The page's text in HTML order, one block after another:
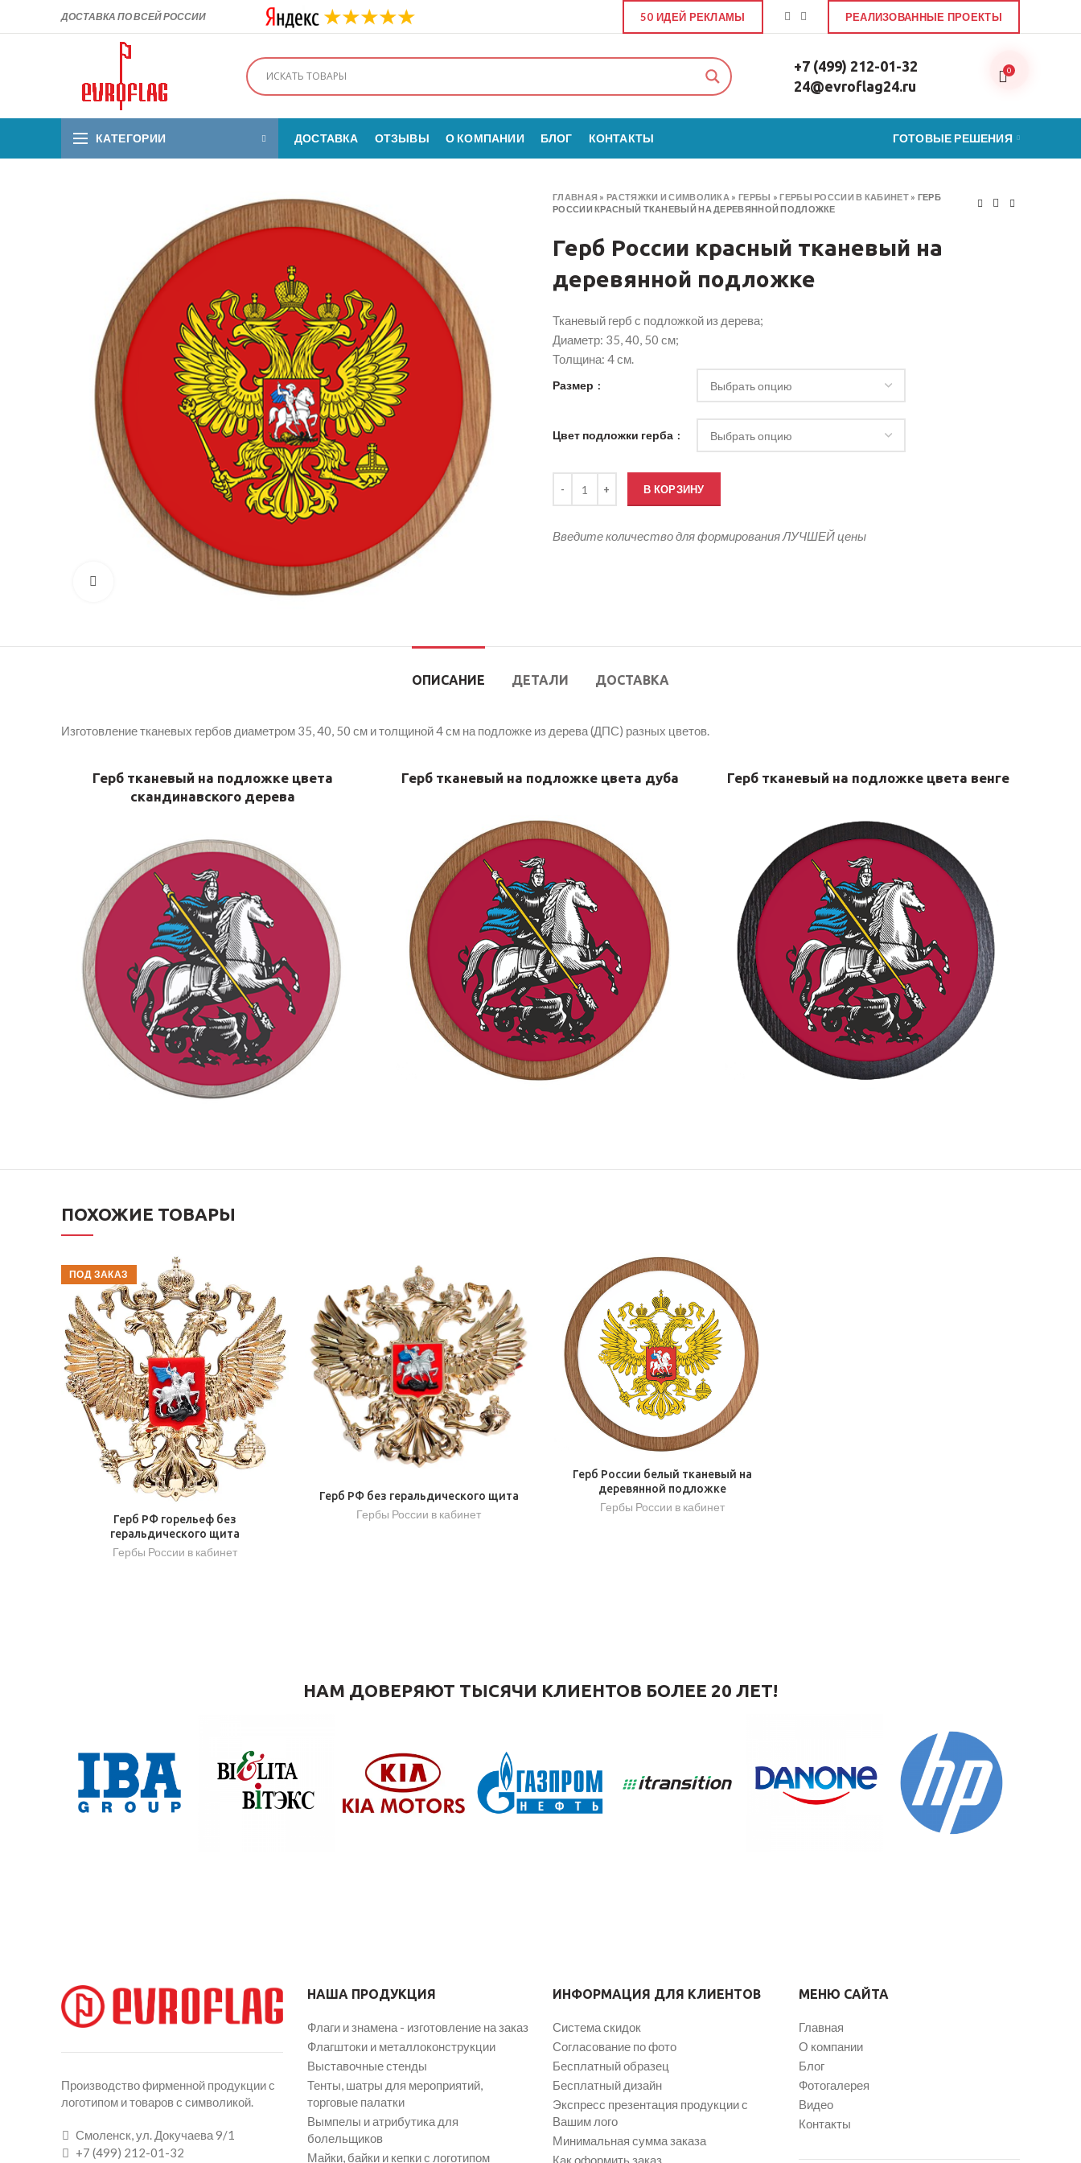
ДОСТАВКА ПО ВСЕЙ РОССИИ 50 ИДЕЙ РЕКЛАМЫ РЕАЛИЗОВАННЫЕ ПРОЕКТЫ
+7 (499) 212-01-32
24@evroflag24.ru
0
КАТЕГОРИИ ДОСТАВКА ОТЗЫВЫ О КОМПАНИИ БЛОГ КОНТАКТЫ ГОТОВЫЕ РЕШЕНИЯ
ГЛАВНАЯ »РАСТЯЖКИ И СИМВОЛИКА » ГЕРБЫ »ГЕРБЫ РОССИИ В КАБИНЕТ» ГЕРБ
РОССИИ КРАСНЫЙ ТКАНЕВЫЙ НА ДЕРЕВЯННОЙ ПОДЛОЖКЕ
Герб России красный тканевый на
деревянной подложке
Тканевый герб с подложкой из дерева;
Диаметр: 35, 40, 50 см;
Толщина: 4 см.
Размер
Цвет подложки герба
В КОРЗИНУ
Введите количество для формирования ЛУЧШЕЙ цены
ОПИСАНИЕ ДЕТАЛИ ДОСТАВКА
Изготовление тканевых гербов диаметром 35, 40, 50 см и толщиной 4 см на подложке из дерева (ДПС) разных цветов.
Герб тканевый на подложке цвета
скандинавского дерева
Герб тканевый на подложке цвета дуба Герб тканевый на подложке цвета венге
ПОХОЖИЕ ТОВАРЫ
ПОД ЗАКАЗ
Герб РФ горельеф без
геральдического щита
Гербы России в кабинет
Герб РФ без геральдического щита
Гербы России в кабинет
Герб России белый тканевый на
деревянной подложке
Гербы России в кабинет
НАМ ДОВЕРЯЮТ ТЫСЯЧИ КЛИЕНТОВ БОЛЕЕ 20 ЛЕТ!
Производство фирменной продукции с
логотипом и товаров с символикой.
Смоленск, ул. Докучаева 9/1
+7 (499) 212-01-32
НАША ПРОДУКЦИЯ
Флаги и знамена - изготовление на заказ
Флагштоки и металлоконструкции
Выставочные стенды
Тенты, шатры для мероприятий,
торговые палатки
Вымпелы и атрибутика для
болельщиков
Майки, байки и кепки с логотипом
ИНФОРМАЦИЯ ДЛЯ КЛИЕНТОВ
Система скидок
Согласование по фото
Бесплатный образец
Бесплатный дизайн
Экспресс презентация продукции с
Вашим лого
Минимальная сумма заказа
Как оформить заказ
МЕНЮ САЙТА
Главная
О компании
Блог
Фотогалерея
Видео
Контакты